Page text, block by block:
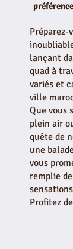
Préparez-
lançant
quad à
variés et
ville
Que vous
plein air
quête de
une
vous
remplie
Profitez